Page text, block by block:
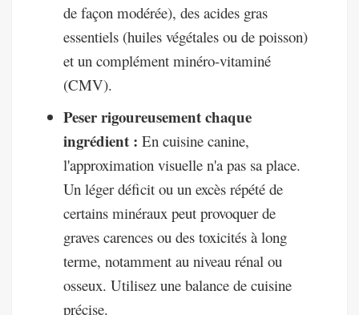
de façon modérée), des acides gras
essentiels (huiles végétales ou de poisson)
et un complément minéro-vitaminé
(CMV).
Peser rigoureusement chaque
ingrédient : En cuisine canine,
l'approximation visuelle n'a pas sa place.
Un léger déficit ou un excès répété de
certains minéraux peut provoquer de
graves carences ou des toxicités à long
terme, notamment au niveau rénal ou
osseux. Utilisez une balance de cuisine
précise.